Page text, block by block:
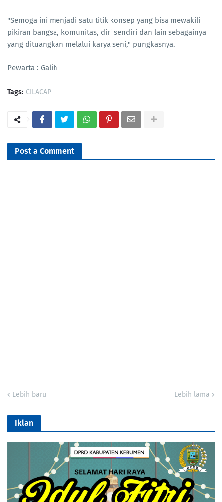
"Semoga ini menjadi satu titik konsep yang bisa mewakili
pikiran bangsa, komunitas, diri sendiri dan lain sebagainya
yang dituangkan melalui karya seni," pungkasnya.
Pewarta : Galih
Tags: CILACAP
Post a Comment
Lebih baru Lebih lama
Iklan